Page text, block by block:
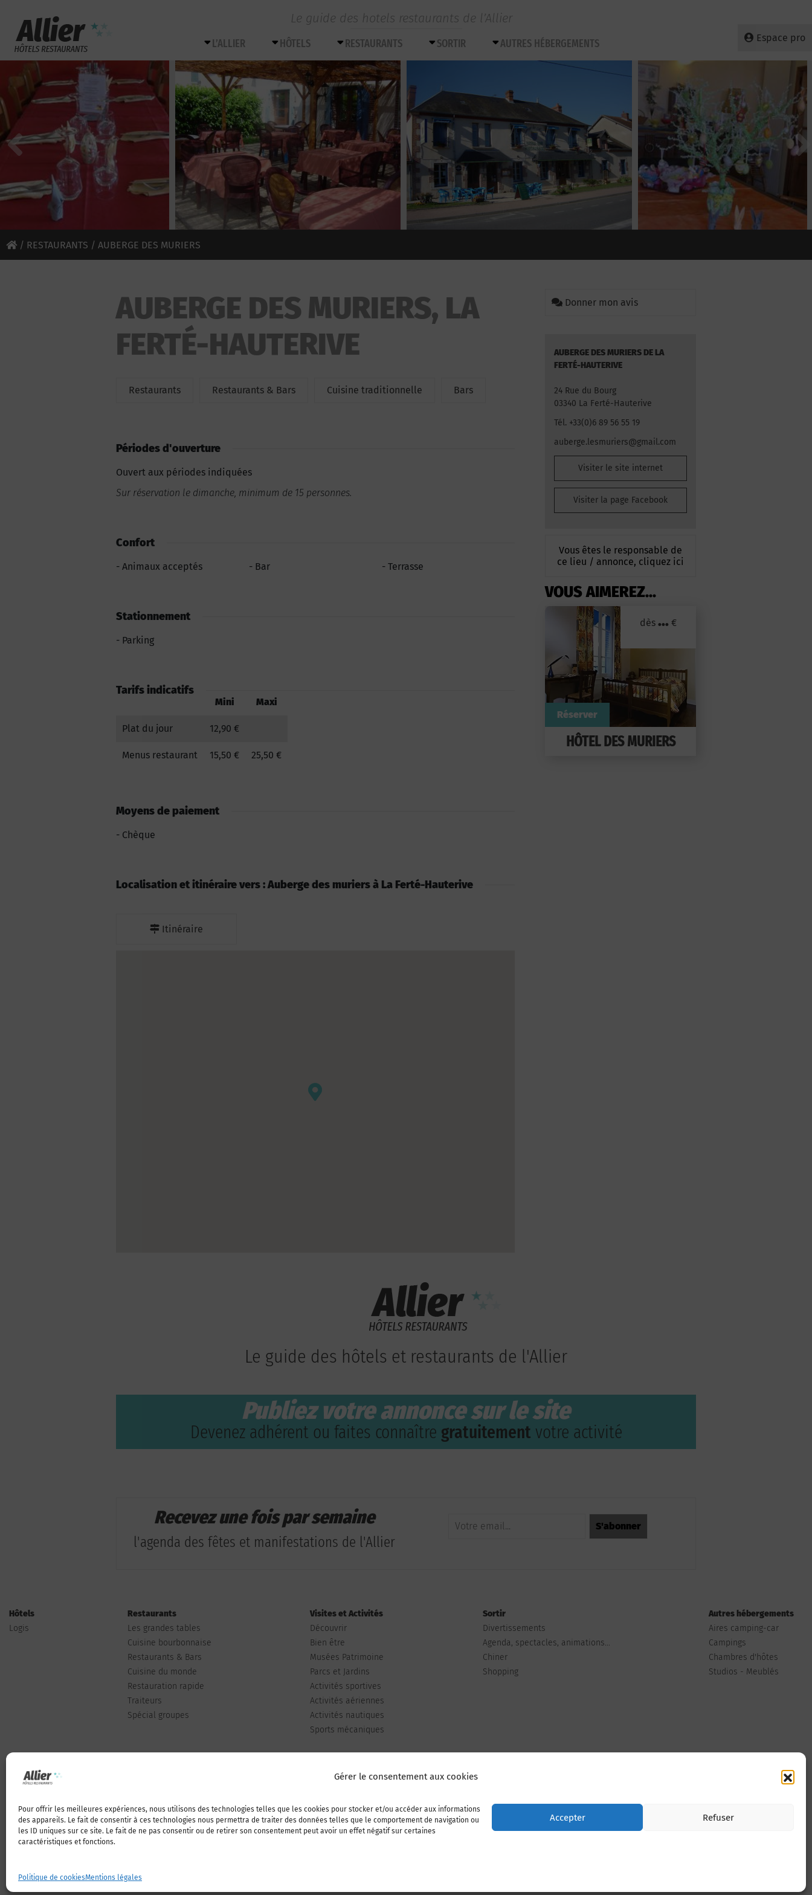
Gérer le consentement aux cookies
Pour offrir les meilleures expériences, nous utilisons des technologies telles que les cookies pour stocker et/ou accéder aux informations
des appareils. Le fait de consentir à ces technologies nous permettra de traiter des données telles que le comportement de navigation ou
les ID uniques sur ce site. Le fait de ne pas consentir ou de retirer son consentement peut avoir un effet négatif sur certaines
caractéristiques et fonctions.
Accepter Refuser
Politique de cookiesMentions légales
Le guide des hotels restaurants de l’Allier
Espace pro
L’ALLIER HÔTELS RESTAURANTS SORTIR AUTRES HÉBERGEMENTS
/ RESTAURANTS / AUBERGE DES MURIERS
AUBERGE DES MURIERS, LA
FERTÉ-HAUTERIVE
Restaurants Restaurants & Bars Cuisine traditionnelle Bars
Donner mon avis
AUBERGE DES MURIERS DE LA
FERTÉ-HAUTERIVE
24 Rue du Bourg
03340 La Ferté-Hauterive
Tél. +33(0)6 89 56 55 19
auberge.lesmuriers@gmail.com
Visiter le site internet
Visiter la page Facebook
Vous êtes le responsable de
ce lieu / annonce, cliquez ici
VOUS AIMEREZ...
HÔTEL DES MURIERS
dès ... €
Réserver
Périodes d'ouverture
Ouvert aux périodes indiquées
Sur réservation le dimanche, minimum de 15 personnes.
Confort
Animaux acceptés Bar Terrasse
Stationnement
Parking
Tarifs indicatifs
Mini Maxi
Plat du jour 12,90 €
Menus restaurant 15,50 € 25,50 €
Moyens de paiement
Chèque
Localisation et itinéraire vers : Auberge des muriers à La Ferté-Hauterive
Itinéraire
Le guide des hôtels et restaurants de l'Allier
Publiez votre annonce sur le site
Devenez adhérent ou faites connaître gratuitement votre activité
Recevez une fois par semaine
l'agenda des fêtes et manifestations de l'Allier
Hôtels
Logis
Restaurants
Les grandes tables
Cuisine bourbonnaise
Restaurants & Bars
Cuisine du monde
Restauration rapide
Traiteurs
Spécial groupes
Visites et Activités
Découvrir
Bien être
Musées Patrimoine
Parcs et Jardins
Activités sportives
Activités aériennes
Activités nautiques
Sports mécaniques
Sortir
Divertissements
Agenda, spectacles, animations...
Chiner
Shopping
Autres hébergements
Aires camping-car
Campings
Chambres d'hôtes
Studios - Meublés
Qui sommes-nous Publiez votre annonce Adhérer à l’association Nous contacter